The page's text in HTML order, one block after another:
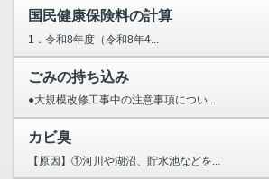
国民健康保険料の計算
1．令和8年度（令和8年4...
ごみの持ち込み
●大規模改修工事中の注意事項につい...
カビ臭
【原因】①河川や湖沼、貯水池などを...